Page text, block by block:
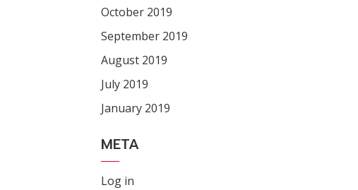
October 2019
September 2019
August 2019
July 2019
January 2019
META
Log in